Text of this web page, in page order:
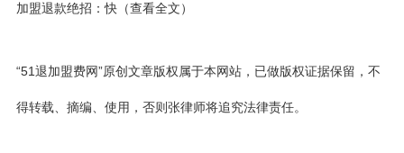
加盟退款绝招：快（查看全文）
“51退加盟费网”原创文章版权属于本网站，已做版权证据保留，不
得转载、摘编、使用，否则张律师将追究法律责任。